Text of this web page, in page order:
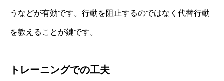
うなどが有効です。行動を阻止するのではなく代替行動
を教えることが鍵です。
トレーニングでの工夫